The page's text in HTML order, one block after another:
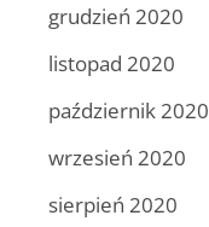
grudzień 2020
listopad 2020
październik 2020
wrzesień 2020
sierpień 2020